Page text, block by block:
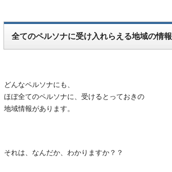
全てのペルソナに受け入れらえる地域の情報
どんなペルソナにも、
ほぼ全てのペルソナに、受けるとっておきの
地域情報があります。
それは、なんだか、わかりますか？？